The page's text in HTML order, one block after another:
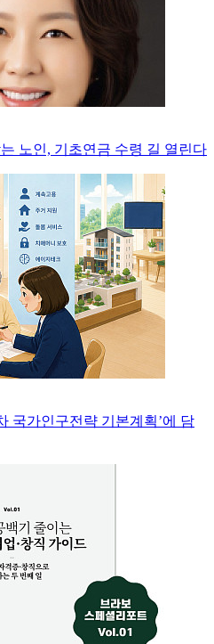
노인, 기초연금 수령 길 열린다
국가인구전략 기본계획’에 담